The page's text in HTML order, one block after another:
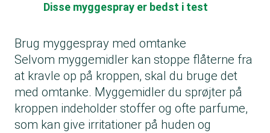
Disse myggespray er bedst i test
Brug myggespray med omtanke
Selvom myggemidler kan stoppe flåterne fra
at kravle op på kroppen, skal du bruge det
med omtanke. Myggemidler du sprøjter på
kroppen indeholder stoffer og ofte parfume,
som kan give irritationer på huden og